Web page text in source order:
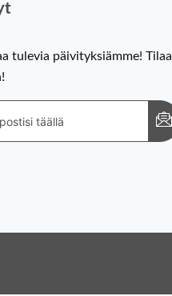
tulevia päivityksiämme! Tilaa